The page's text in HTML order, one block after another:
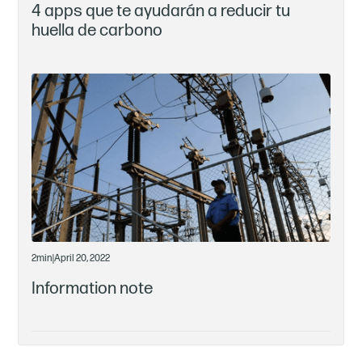
4 apps que te ayudarán a reducir tu
huella de carbono
2min |April 20, 2022
Information note